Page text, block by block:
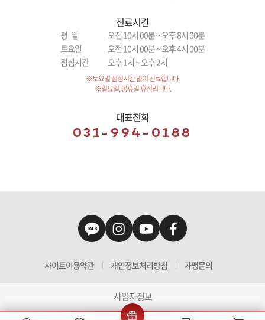
진료시간
평 일
오전 10시 00분 ~ 오후 8시 00분
토요일
오전 10시 00분 ~ 오후 4시 00분
점심시간
오후 1시 ~ 오후 2시
※토요일 점심시간 없이 진료합니다.
※일요일, 공휴일 휴진입니다.
대표전화
031-994-0188
사이트이용약관 개인정보처리방침 가맹문의
사업자정보